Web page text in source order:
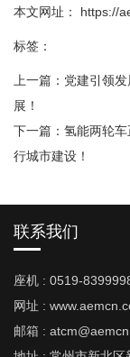
本文网址： https://
标签：
上一篇： 党建引领
展！
下一篇： 氢能两轮
行城市建设！
联系我们
座机 : 0519-
网址 :
邮箱 :